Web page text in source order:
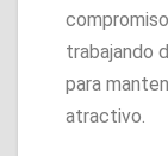
trabajando
para
atractivo.